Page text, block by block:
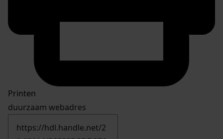
Printen
duurzaam webadres